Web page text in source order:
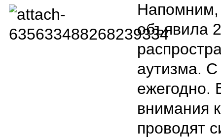
объявила
аутизма. С
ежегодно.
внимания
проводят